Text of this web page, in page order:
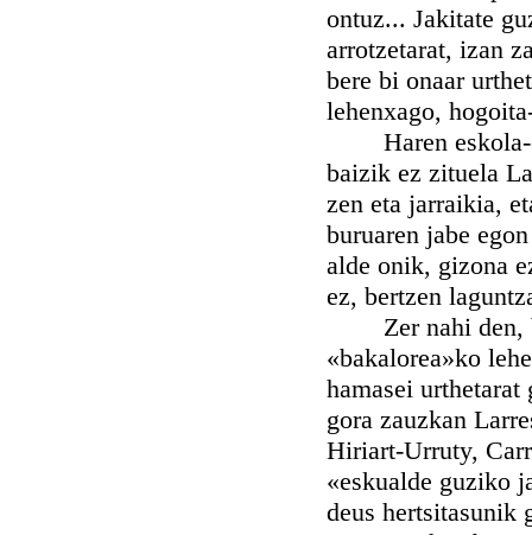
ontuz... Jakitate
arrotzetarat, izan
bere bi onaar
lehenxago,
Haren eskola-
baizik ez zituela
zen eta jarraikia,
buruaren jabe
alde onik, gizona
ez, bertzen
Zer nahi den,
«bakalorea»ko
hamasei
gora zauzkan
Hiriart-Urruty,
«eskualde guziko
deus hertsitasunik